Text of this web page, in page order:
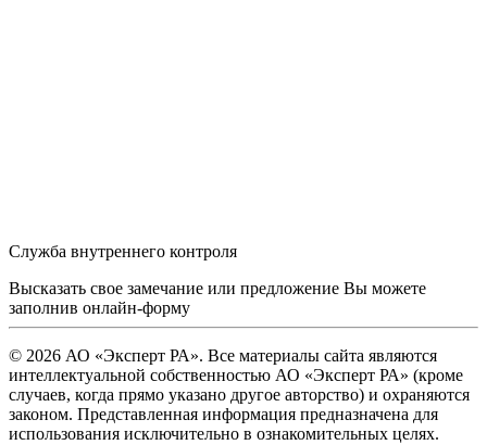
Служба внутреннего контроля
Высказать свое замечание или предложение Вы можете
заполнив онлайн-форму
© 2026 АО «Эксперт РА». Все материалы сайта являются
интеллектуальной собственностью АО «Эксперт РА» (кроме
случаев, когда прямо указано другое авторство) и охраняются
законом. Представленная информация предназначена для
использования исключительно в ознакомительных целях.